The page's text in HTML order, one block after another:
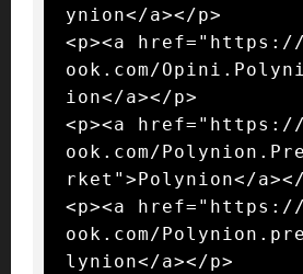
ynion</a></p>
<p><a href="https://
ook.com/
ion</a></p>
<p><a href="https://
ook.com/
rket">Polynion</
<p><a href="https://
ook.com/
lynion</a></p>